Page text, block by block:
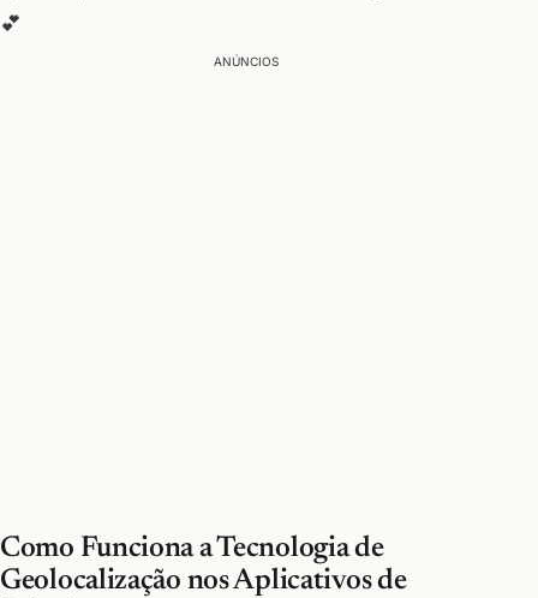
💕
ANÚNCIOS
Como Funciona a Tecnologia de
Geolocalização nos Aplicativos de